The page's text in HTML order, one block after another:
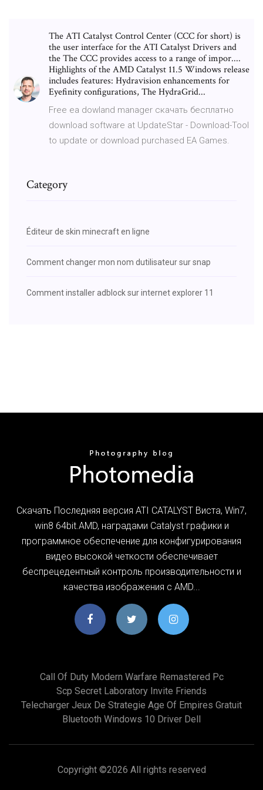
The ATI Catalyst Control Center (CCC for short) is
the user interface for the ATI Catalyst Drivers and
the The CCC provides access to a range of impor....
Highlights of the AMD Catalyst 11.5 Windows release
includes features: Hydravision enhancements for
Eyefinity configurations, The HydraGrid...
Free ea dowland manager скачать бесплатно
download software at UpdateStar - Download-Tool
to update or download purchased EA Games.
Category
Éditeur de skin minecraft en ligne
Comment changer mon nom dutilisateur sur snap
Comment installer adblock sur internet explorer 11
Скачать Последняя версия ATI CATALYST Виста, Win7,
win8 64bit.AMD, наградами Catalyst графики и
программное обеспечение для конфигурирования
видео высокой четкости обеспечивает
беспрецедентный контроль производительности и
качества изображения с AMD...
Call Of Duty Modern Warfare Remastered Pc
Scp Secret Laboratory Invite Friends
Telecharger Jeux De Strategie Age Of Empires Gratuit
Bluetooth Windows 10 Driver Dell
Copyright ©2026 All rights reserved